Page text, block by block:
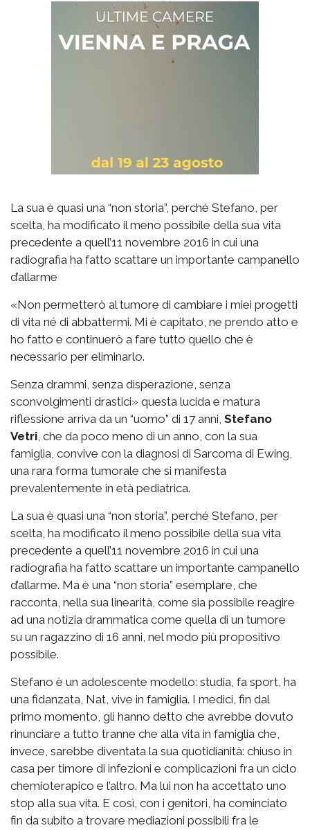
La sua è quasi una “non storia”, perché Stefano, per
scelta, ha modificato il meno possibile della sua vita
precedente a quell’11 novembre 2016 in cui una
radiografia ha fatto scattare un importante campanello
d’allarme
«Non permetterò al tumore di cambiare i miei progetti
di vita né di abbattermi. Mi è capitato, ne prendo atto e
ho fatto e continuerò a fare tutto quello che è
necessario per eliminarlo.
Senza drammi, senza disperazione, senza
sconvolgimenti drastici» questa lucida e matura
riflessione arriva da un “uomo” di 17 anni, Stefano
Vetri, che da poco meno di un anno, con la sua
famiglia, convive con la diagnosi di Sarcoma di Ewing,
una rara forma tumorale che si manifesta
prevalentemente in età pediatrica.
La sua è quasi una “non storia”, perché Stefano, per
scelta, ha modificato il meno possibile della sua vita
precedente a quell’11 novembre 2016 in cui una
radiografia ha fatto scattare un importante campanello
d’allarme. Ma è una “non storia” esemplare, che
racconta, nella sua linearità, come sia possibile reagire
ad una notizia drammatica come quella di un tumore
su un ragazzino di 16 anni, nel modo più propositivo
possibile.
Stefano è un adolescente modello: studia, fa sport, ha
una fidanzata, Nat, vive in famiglia. I medici, fin dal
primo momento, gli hanno detto che avrebbe dovuto
rinunciare a tutto tranne che alla vita in famiglia che,
invece, sarebbe diventata la sua quotidianità: chiuso in
casa per timore di infezioni e complicazioni fra un ciclo
chemioterapico e l’altro. Ma lui non ha accettato uno
stop alla sua vita. E così, con i genitori, ha cominciato
fin da subito a trovare mediazioni possibili fra le